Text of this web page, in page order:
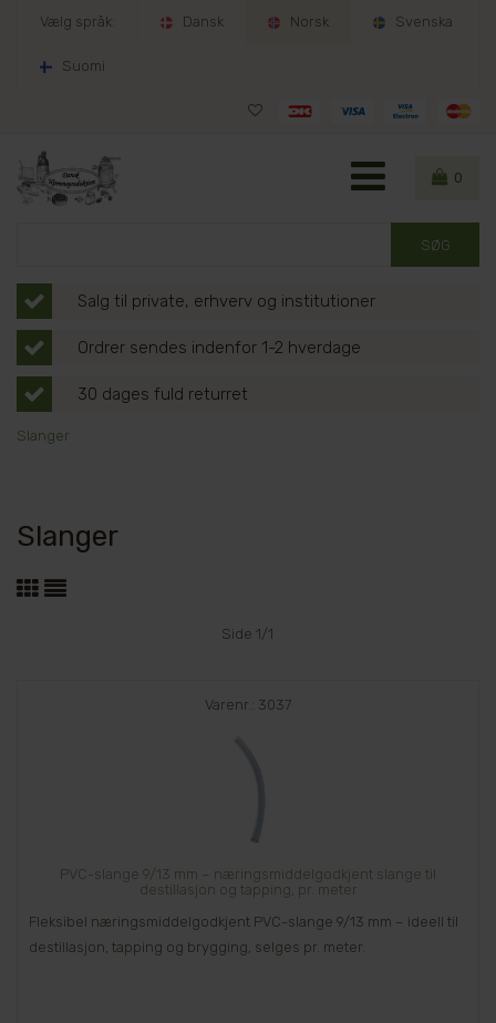
Vælg språk: Dansk Norsk Svenska
Suomi
0
Salg til private, erhverv og institutioner
Ordrer sendes indenfor 1-2 hverdage
30 dages fuld returret
Slanger
Slanger
Side 1/1
Varenr.: 3037
PVC-slange 9/13 mm – næringsmiddelgodkjent slange til
destillasjon og tapping, pr. meter
Fleksibel næringsmiddelgodkjent PVC-slange 9/13 mm – ideell til
destillasjon, tapping og brygging, selges pr. meter.